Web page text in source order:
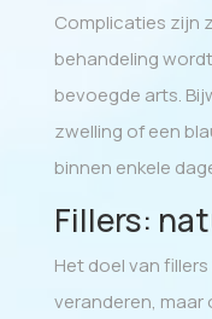
Complicaties zijn
behandeling
bevoegde arts.
zwelling of een
binnen enkele
Fillers:
Het doel van
veranderen,